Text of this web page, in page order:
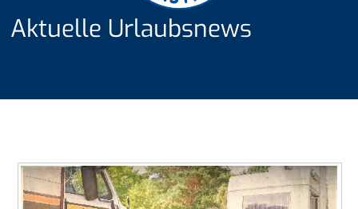
Aktuelle Urlaubsnews